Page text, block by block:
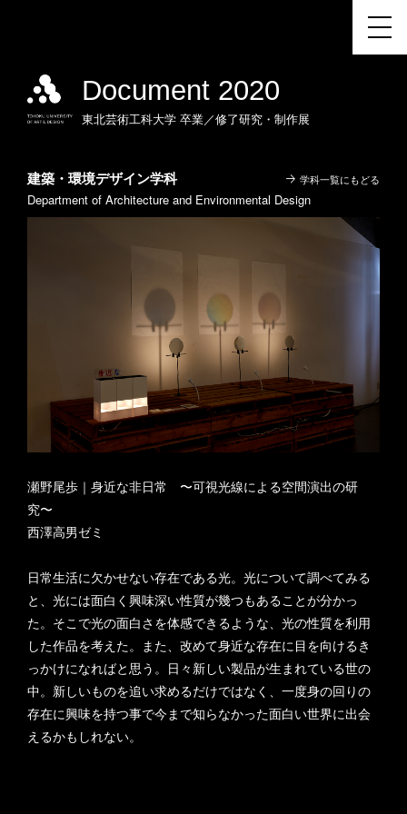
Document 2020
東北芸術工科大学 卒業／修了研究・制作展
学科一覧にもどる
建築・環境デザイン学科
Department of Architecture and Environmental Design
瀬野尾歩｜身近な非日常 〜可視光線による空間演出の研
究〜
西澤高男ゼミ
日常生活に欠かせない存在である光。光について調べてみる
と、光には面白く興味深い性質が幾つもあることが分かっ
た。そこで光の面白さを体感できるような、光の性質を利用
した作品を考えた。また、改めて身近な存在に目を向けるき
っかけになればと思う。日々新しい製品が生まれている世の
中。新しいものを追い求めるだけではなく、一度身の回りの
存在に興味を持つ事で今まで知らなかった面白い世界に出会
えるかもしれない。